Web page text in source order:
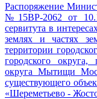
Распоряжение
№15ВР-2062 от
сервитута в
землях и частях
территории
городского округа,
округа Мытищи
существующего
«Шереметьево -